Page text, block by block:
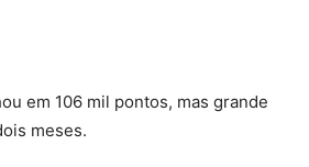
em 106 mil pontos, mas grande
meses.